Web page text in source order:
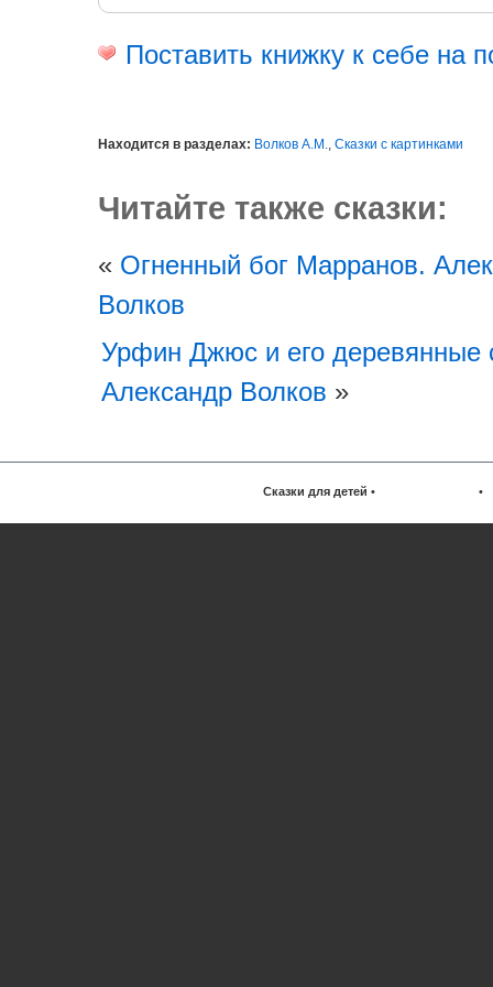
Поставить книжку к себе на
Находится в разделах: Волков А.М., Сказки с картинками
Читайте также сказки:
« Огненный бог Марранов.
Волков
Урфин Джюс и его деревянные
Александр Волков »
Сказки для детей • •